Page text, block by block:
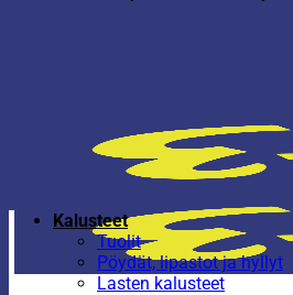
Kalusteet
Tuolit
Pöydät, lipastot ja hyllyt
Lasten kalusteet